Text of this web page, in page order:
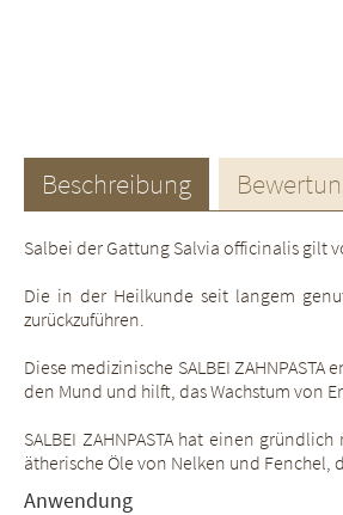
Beschreibung
Salbei der Gattung Salvia officinalis gilt
Die in der Heilkunde seit langem
zurückzuführen.
Diese medizinische SALBEI
den Mund und hilft, das Wachstum von
SALBEI ZAHNPASTA hat einen
ätherische Öle von Nelken und Fenchel,
Anwendung